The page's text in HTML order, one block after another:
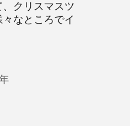
クリスマスツ
なところでイ